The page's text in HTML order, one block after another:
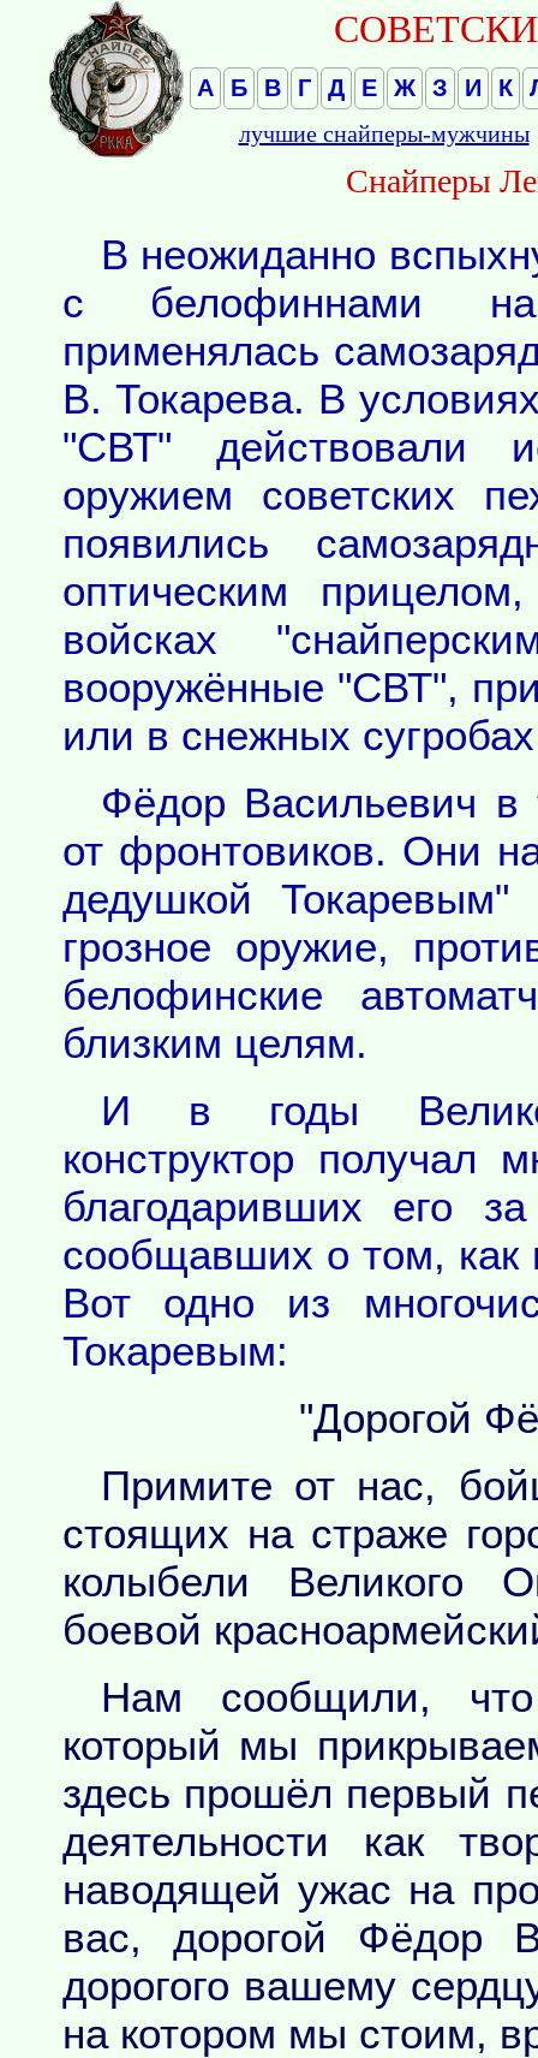
А Б В Г Д Е Ж З И К
лучшие снайперы-мужчины
Снайперы
В неожиданно
с белофиннами
применялась
В. Токарева. В
"СВТ" действовали
оружием советских
появились
оптическим
войсках
вооружённые "СВТ",
или в снежных
Фёдор Васильевич в
от фронтовиков. Они
дедушкой
грозное оружие,
белофинские
близким целям.
И в годы
конструктор получал
благодаривших его
сообщавших о том, как
Вот одно из
Токаревым:
"Дорогой
Примите от нас,
стоящих на страже
колыбели Великого
боевой
Нам сообщили,
который мы
здесь прошёл первый
деятельности как
наводящей ужас на
вас, дорогой Фёдор
дорогого вашему
на котором мы стоим,